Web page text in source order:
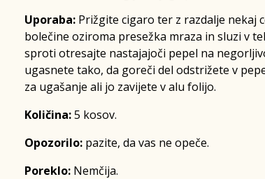
Uporaba: Prižgite cigaro ter z razdalje nekaj
bolečine oziroma presežka mraza in sluzi v
sproti otresajte nastajajoči pepel na
ugasnete tako, da goreči del odstrižete v
za ugašanje ali jo zavijete v alu folijo.
Količina:5 kosov.
Opozorilo: pazite, da vas ne opeče.
Poreklo: Nemčija.